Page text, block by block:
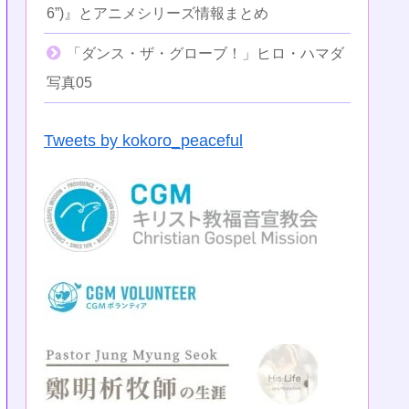
6”)』とアニメシリーズ情報まとめ
「ダンス・ザ・グローブ！」ヒロ・ハマダ
写真05
Tweets by kokoro_peaceful